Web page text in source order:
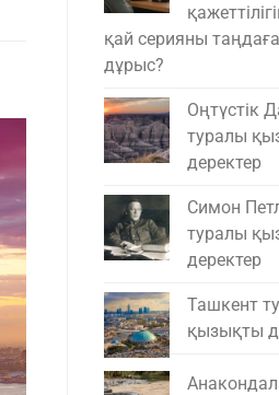
қай серияны
дұрыс?
Оңтүстік
туралы
деректер
Симон
туралы
деректер
Ташкент
қызықты